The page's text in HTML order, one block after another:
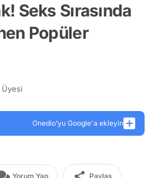
Seks Sırasında
Popüler
Onedio’yu Google'a ekleyin
Yorum Yap Paylaş